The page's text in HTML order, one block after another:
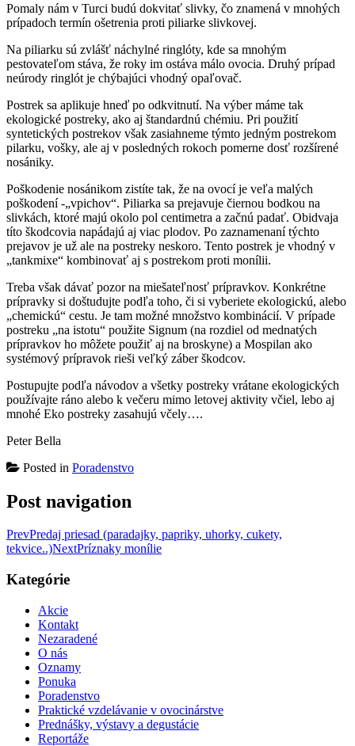
Pomaly nám v Turci budú dokvitať slivky, čo znamená v mnohých
prípadoch termín ošetrenia proti piliarke slivkovej.
Na piliarku sú zvlášť náchylné ringlóty, kde sa mnohým
pestovateľom stáva, že roky im ostáva málo ovocia. Druhý prípad
neúrody ringlót je chýbajúci vhodný opaľovač.
Postrek sa aplikuje hneď po odkvitnutí. Na výber máme tak
ekologické postreky, ako aj štandardnú chémiu. Pri použití
syntetických postrekov však zasiahneme týmto jedným postrekom
pilarku, vošky, ale aj v posledných rokoch pomerne dosť rozšírené
nosániky.
Poškodenie nosánikom zistíte tak, že na ovocí je veľa malých
poškodení -„vpichov“. Piliarka sa prejavuje čiernou bodkou na
slivkách, ktoré majú okolo pol centimetra a začnú padať. Obidvaja
títo škodcovia napádajú aj viac plodov. Po zaznamenaní týchto
prejavov je už ale na postreky neskoro. Tento postrek je vhodný v
„tankmixe“ kombinovať aj s postrekom proti monílii.
Treba však dávať pozor na miešateľnosť prípravkov. Konkrétne
prípravky si doštudujte podľa toho, či si vyberiete ekologickú, alebo
„chemickú“ cestu. Je tam možné množstvo kombinácií. V prípade
postreku „na istotu“ použite Signum (na rozdiel od mednatých
prípravkov ho môžete použiť aj na broskyne) a Mospilan ako
systémový prípravok rieši veľký záber škodcov.
Postupujte podľa návodov a všetky postreky vrátane ekologických
používajte ráno alebo k večeru mimo letovej aktivity včiel, lebo aj
mnohé Eko postreky zasahujú včely….
Peter Bella
Posted in Poradenstvo
Post navigation
PrevPredaj priesad (paradajky, papriky, uhorky, cukety,
tekvice..)NextPríznaky monílie
Kategórie
Akcie
Kontakt
Nezaradené
O nás
Oznamy
Ponuka
Poradenstvo
Praktické vzdelávanie v ovocinárstve
Prednášky, výstavy a degustácie
Reportáže